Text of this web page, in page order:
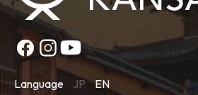
Language JP EN